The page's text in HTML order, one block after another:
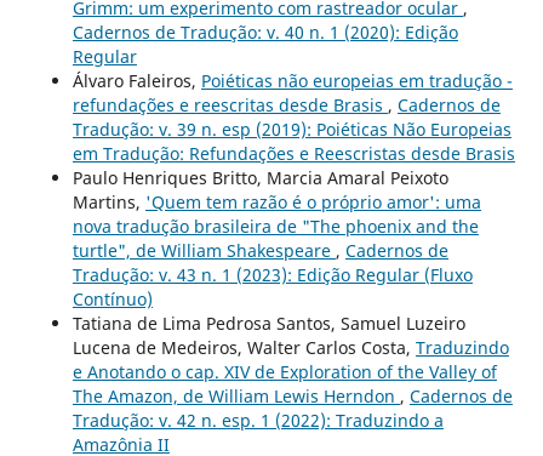
Grimm: um experimento com rastreador ocular ,
Cadernos de Tradução: v. 40 n. 1 (2020): Edição
Regular
Álvaro Faleiros, Poiéticas não europeias em tradução -
refundações e reescritas desde Brasis , Cadernos de
Tradução: v. 39 n. esp (2019): Poiéticas Não Europeias
em Tradução: Refundações e Reescristas desde Brasis
Paulo Henriques Britto, Marcia Amaral Peixoto
Martins, 'Quem tem razão é o próprio amor': uma
nova tradução brasileira de "The phoenix and the
turtle", de William Shakespeare , Cadernos de
Tradução: v. 43 n. 1 (2023): Edição Regular (Fluxo
Contínuo)
Tatiana de Lima Pedrosa Santos, Samuel Luzeiro
Lucena de Medeiros, Walter Carlos Costa, Traduzindo
e Anotando o cap. XIV de Exploration of the Valley of
The Amazon, de William Lewis Herndon , Cadernos de
Tradução: v. 42 n. esp. 1 (2022): Traduzindo a
Amazônia II